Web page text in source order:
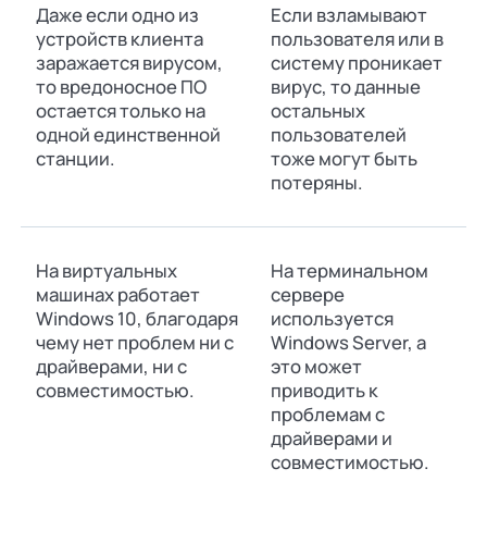
Даже если одно из
устройств клиента
заражается вирусом,
то вредоносное ПО
остается только на
одной единственной
станции.
Если взламывают
пользователя или в
систему проникает
вирус, то данные
остальных
пользователей
тоже могут быть
потеряны.
На виртуальных
машинах работает
Windows 10, благодаря
чему нет проблем ни с
драйверами, ни с
совместимостью.
На терминальном
сервере
используется
Windows Server, а
это может
приводить к
проблемам с
драйверами и
совместимостью.